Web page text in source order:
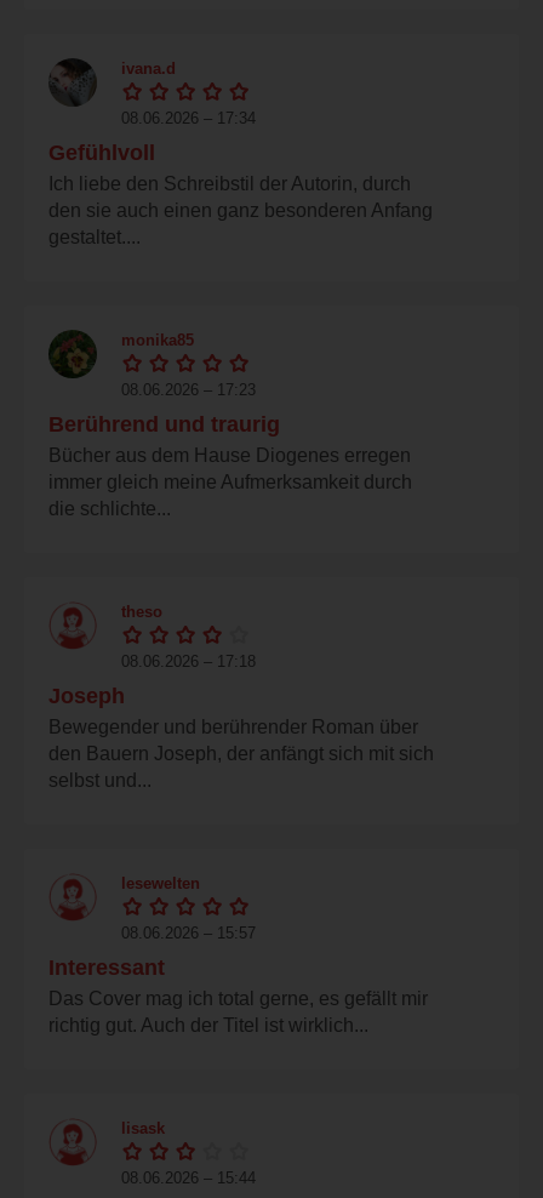
ivana.d
08.06.2026 – 17:34
Gefühlvoll
Ich liebe den Schreibstil der Autorin, durch
den sie auch einen ganz besonderen Anfang
gestaltet....
monika85
08.06.2026 – 17:23
Berührend und traurig
Bücher aus dem Hause Diogenes erregen
immer gleich meine Aufmerksamkeit durch
die schlichte...
theso
08.06.2026 – 17:18
Joseph
Bewegender und berührender Roman über
den Bauern Joseph, der anfängt sich mit sich
selbst und...
lesewelten
08.06.2026 – 15:57
Interessant
Das Cover mag ich total gerne, es gefällt mir
richtig gut. Auch der Titel ist wirklich...
lisask
08.06.2026 – 15:44